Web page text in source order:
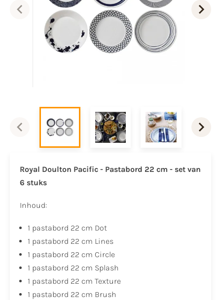
Royal Doulton Pacific - Pastabord 22 cm - set van
6 stuks
Inhoud:
1 pastabord 22 cm Dot
1 pastabord 22 cm Lines
1 pastabord 22 cm Circle
1 pastabord 22 cm Splash
1 pastabord 22 cm Texture
1 pastabord 22 cm Brush